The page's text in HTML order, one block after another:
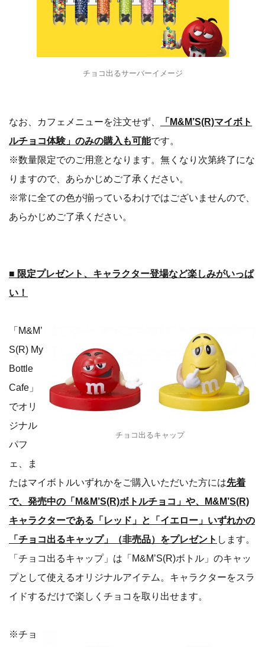
チョコ出るサーバーイメージ
なお、カフェメニューを注文せず、
「M&M’S(R)マイボト
ルチョコ体験」のみの購入も可能です。
※数量限定でのご用意となります。無くなり次第終了にな
りますので、あらかじめご了承ください。
※常に全ての色が揃っているわけではございませんので、
あらかじめご了承ください。
■ 限定プレゼント、キャラクター登場など楽しみがいっぱ
い！
チョコ出るキャップ
「M&M’
S(R) My
Bottle
Cafe」
でオリ
ジナル
パフ
ェ、ま
たはマイボトルいずれかをご購入いただいた方には先着
で、発売中の「M&M’S(R)ボトルチョコ」や、M&M’S(R)
キャラクターである「レッド」と「イエロー」いずれかの
「チョコ出るキャップ」（非売品）をプレゼント します。
「チョコ出るキャップ」は「M&M’S(R)ボトル」のキャッ
プとして使えるオリジナルアイテム。キャラクターをスラ
イドするだけで楽しくチョコを取り出せます。
※チョ